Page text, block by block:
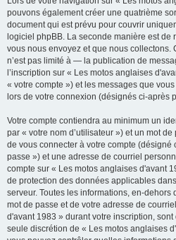
pouvons également créer une quatrième
document qui est prévu pour couvrir
logiciel phpBB. La seconde manière est de
vous nous envoyez et que nous
n’est pas limité à — la publication de
l’inscription sur « Les motos anglaises
« votre compte ») et les messages que
lors de votre connexion (désignés ci-après
Votre compte contiendra au minimum un
par « votre nom d’utilisateur ») et un mot
de vous connecter à votre compte (désigné
passe ») et une adresse de courriel
compte sur « Les motos anglaises d'avant
de protection des données applicables
serveur. Toutes les informations, en-dehors
mot de passe et de votre adresse de
d'avant 1983 » durant votre inscription,
seule discrétion de « Les motos anglaises